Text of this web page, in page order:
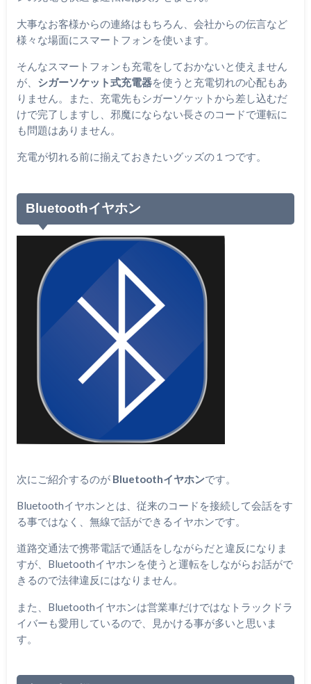
大事なお客様からの連絡はもちろん、会社からの伝言など
様々な場面にスマートフォンを使います。
そんなスマートフォンも充電をしておかないと使えません
が、 シガーソケット式充電器を使うと充電切れの心配もあ
りません。また、充電先もシガーソケットから差し込むだ
けで完了しますし、邪魔にならない長さのコードで運転に
も問題はありません。
充電が切れる前に揃えておきたいグッズの１つです。
Bluetoothイヤホン
次にご紹介するのが Bluetoothイヤホンです。
Bluetoothイヤホンとは、従来のコードを接続して会話をす
る事ではなく、無線で話ができるイヤホンです。
道路交通法で携帯電話で通話をしながらだと違反になりま
すが、Bluetoothイヤホンを使うと運転をしながらお話がで
きるので法律違反にはなりません。
また、Bluetoothイヤホンは営業車だけではなトラックドラ
イバーも愛用しているので、見かける事が多いと思いま
す。